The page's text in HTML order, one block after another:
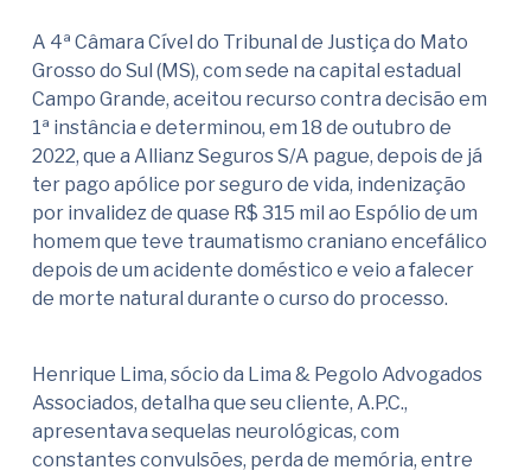
A 4ª Câmara Cível do Tribunal de Justiça do Mato
Grosso do Sul (MS), com sede na capital estadual
Campo Grande, aceitou recurso contra decisão em
1ª instância e determinou, em 18 de outubro de
2022, que a Allianz Seguros S/A pague, depois de já
ter pago apólice por seguro de vida, indenização
por invalidez de quase R$ 315 mil ao Espólio de um
homem que teve traumatismo craniano encefálico
depois de um acidente doméstico e veio a falecer
de morte natural durante o curso do processo.
Henrique Lima, sócio da Lima & Pegolo Advogados
Associados, detalha que seu cliente, A.P.C.,
apresentava sequelas neurológicas, com
constantes convulsões, perda de memória, entre